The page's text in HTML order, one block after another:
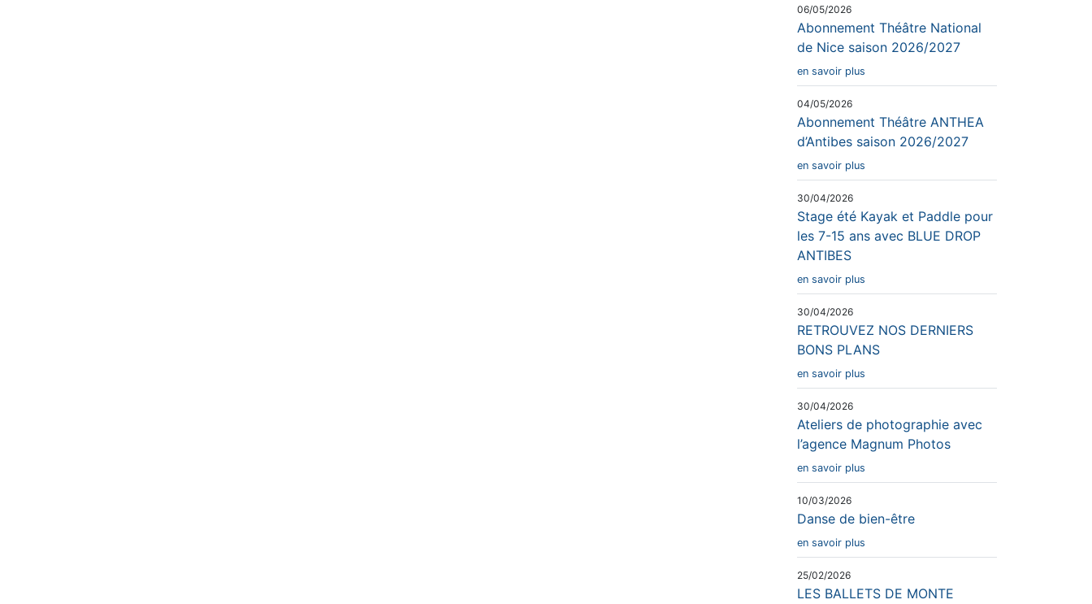
06/05/2026
Abonnement Théâtre National
de Nice saison 2026/2027
en savoir plus
04/05/2026
Abonnement Théâtre ANTHEA
d’Antibes saison 2026/2027
en savoir plus
30/04/2026
Stage été Kayak et Paddle pour
les 7-15 ans avec BLUE DROP
ANTIBES
en savoir plus
30/04/2026
RETROUVEZ NOS DERNIERS
BONS PLANS
en savoir plus
30/04/2026
Ateliers de photographie avec
l’agence Magnum Photos
en savoir plus
10/03/2026
Danse de bien-être
en savoir plus
25/02/2026
LES BALLETS DE MONTE